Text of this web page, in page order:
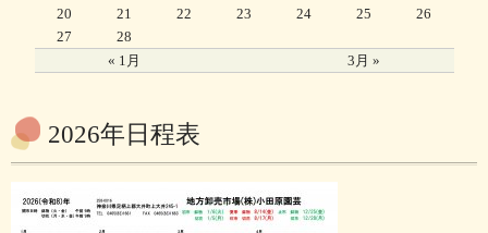
« 1月 3月 »
20
21 22 23 24 25
26
27
28
2026年日程表